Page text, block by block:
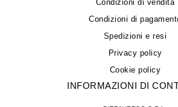
Condizioni di vendita
Condizioni di
Spedizioni e resi
Privacy policy
Cookie policy
INFORMAZIONI DI